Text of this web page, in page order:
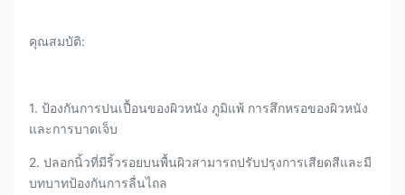
คุณสมบัติ:
1. ป้องกันการปนเปื้อนของผิวหนัง ภูมิแพ้ การสึกหรอของผิวหนัง
และการบาดเจ็บ
2. ปลอกนิ้วที่มีริ้วรอยบนพื้นผิวสามารถปรับปรุงการเสียดสีและมี
บทบาทป้องกันการลื่นไถล